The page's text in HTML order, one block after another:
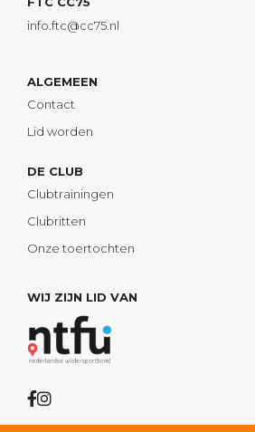
info.ftc@cc75.nl
ALGEMEEN
Contact
Lid worden
DE CLUB
Clubtrainingen
Clubritten
Onze toertochten
WIJ ZIJN LID VAN